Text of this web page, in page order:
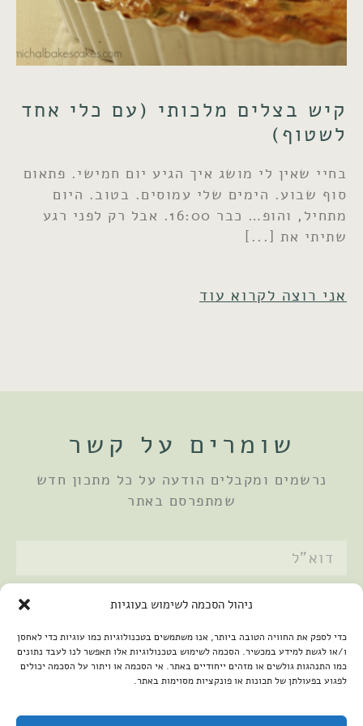
ניהול הסכמה לשימוש בעוגיות
כדי לספק את החוויה הטובה ביותר, אנו משתמשים בטכנולוגיות כמו עוגיות כדי לאחסן
ו/או לגשת למידע במכשיר. הסכמה לשימוש בטכנולוגיות אלו תאפשר לנו לעבד נתונים
כמו התנהגות גולשים או מזהים ייחודיים באתר. אי הסכמה או ויתור על הסכמה יכולים
לפגוע בפעולתן של תכונות או פונקציות מסוימות באתר.
קיש בצלים מלכותי (עם כלי אחד
לשטוף)
בחיי שאין לי מושג איך הגיע יום חמישי. פתאום
סוף שבוע. הימים שלי עמוסים. בטוב. היום
מתחיל, והופ… כבר 16:00. אבל רק לפני רגע
שתיתי את
אני רוצה לקרוא עוד
שומרים על קשר
נרשמים ומקבלים הודעה על כל מתכון חדש
שמתפרסם באתר
אני מאשר/ת אתמדיניות הפרטיות
שלחתי